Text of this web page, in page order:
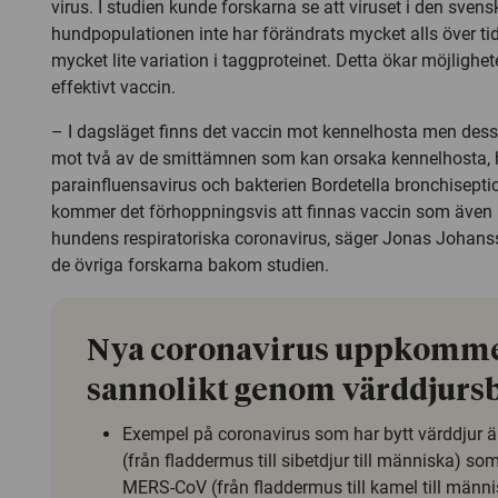
virus. I studien kunde forskarna se att viruset i den
hundpopulationen inte har förändrats mycket alls över
mycket lite variation i taggproteinet. Detta ökar
effektivt vaccin.
– I dagsläget finns det vaccin mot kennelhosta men
mot två av de smittämnen som kan orsaka kennelhosta,
parainfluensavirus och bakterien Bordetella
kommer det förhoppningsvis att finnas vaccin som
hundens respiratoriska coronavirus, säger Jonas
de övriga forskarna bakom studien.
Nya coronavirus
sannolikt genom
Exempel på coronavirus som har bytt värddjur
(från fladdermus till sibetdjur till människa)
MERS-CoV (från fladdermus till kamel till